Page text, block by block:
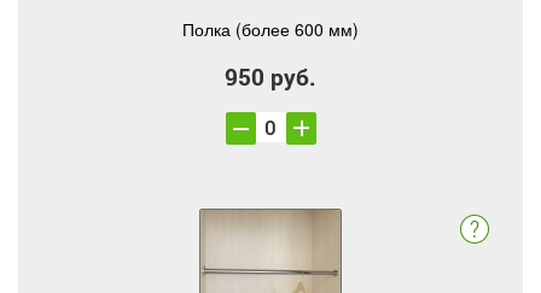
Полка (более 600 мм)
950 руб.